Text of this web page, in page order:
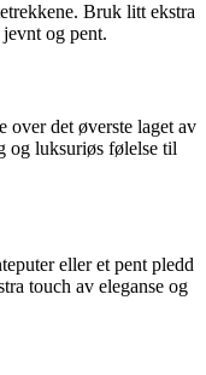
Bruk litt ekstra
og pent.
over det øverste laget av
og luksuriøs følelse til
eller et pent pledd
touch av eleganse og